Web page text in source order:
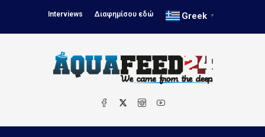
Interviews Διαφημίσου εδώ Greek ▼